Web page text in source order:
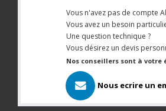
Vous n'avez pas de compte
Vous avez un besoin
Une question technique ?
Vous désirez un devis
Nos conseillers sont à votre
Nous ecrire un